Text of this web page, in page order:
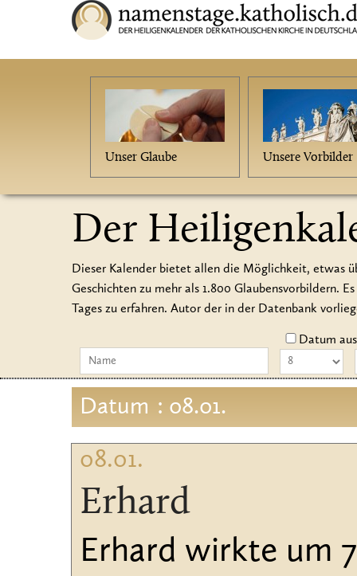
Unser Glaube Unsere Vorbilder
Der
Dieser Kalender bietet allen die Möglichkeit, etwas
Geschichten zu mehr als 1.800 Glaubensvorbildern.
Tages zu erfahren. Autor der in der Datenbank
Datum
Datum : 08.01.
08.01.
Erhard
Erhard wirkte um